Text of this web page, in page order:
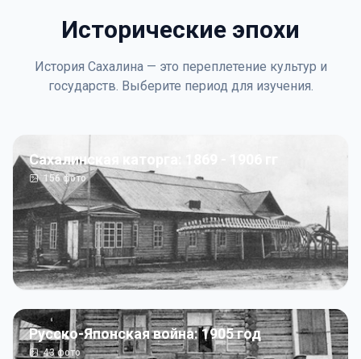
Исторические эпохи
История Сахалина — это переплетение культур и
государств. Выберите период для изучения.
Сахалинская каторга: 1869 - 1906 гг
156фото
Русско-Японская война: 1905 год
43фото